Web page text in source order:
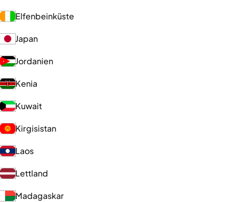
Elfenbeinküste
Japan
Jordanien
Kenia
Kuwait
Kirgisistan
Laos
Lettland
Madagaskar